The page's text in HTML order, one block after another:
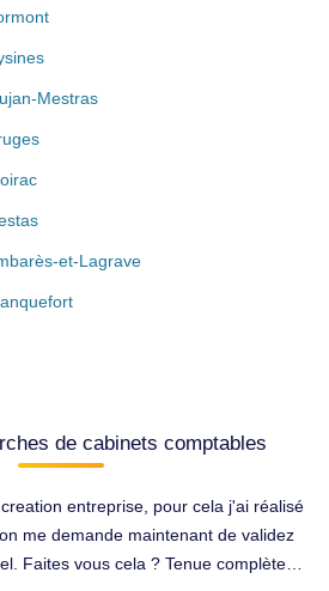
Mestras
et-Lagrave
de cabinets comptables
entreprise, pour cela j'ai réalisé
me demande maintenant de validez
Faites vous cela ? Tenue complète